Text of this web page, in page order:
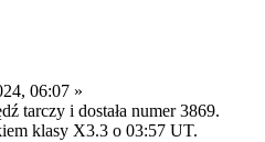
06:07 »
tarczy i dostała numer 3869.
klasy X3.3 o 03:57 UT.